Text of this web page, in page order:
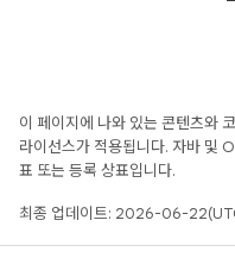
이 페이지에 나와 있는 콘텐츠와
라이선스가 적용됩니다. 자바
표 또는 등록 상표입니다.
최종 업데이트: 2026-06-